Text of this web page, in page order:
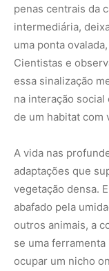
penas centrais da
intermediária,
uma ponta
Cientistas e
essa sinalização
na interação
de um habitat com
A vida nas
adaptações que
vegetação densa.
abafado pela
outros animais, a
se uma
ocupar um nicho